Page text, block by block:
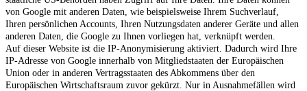
von Google mit anderen Daten, wie beispielsweise Ihrem Suchverlauf,
Ihren persönlichen Accounts, Ihren Nutzungsdaten anderer Geräte und allen
anderen Daten, die Google zu Ihnen vorliegen hat, verknüpft werden.
Auf dieser Website ist die IP-Anonymisierung aktiviert. Dadurch wird Ihre
IP-Adresse von Google innerhalb von Mitgliedstaaten der Europäischen
Union oder in anderen Vertragsstaaten des Abkommens über den
Europäischen Wirtschaftsraum zuvor gekürzt. Nur in Ausnahmefällen wird